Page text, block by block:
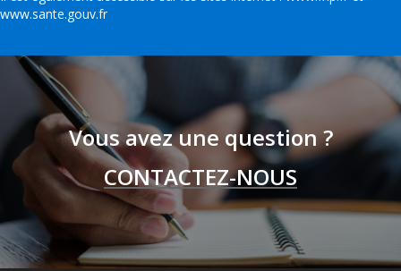
www.sante.gouv.fr
Vous avez une question ?
CONTACTEZ-NOUS